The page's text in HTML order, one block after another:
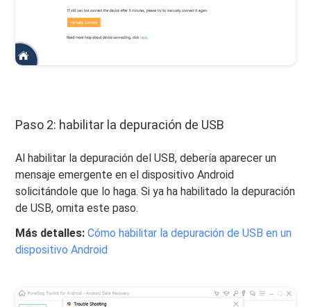
Paso 2: habilitar la depuración de USB
Al habilitar la depuración del USB, debería aparecer un
mensaje emergente en el dispositivo Android
solicitándole que lo haga. Si ya ha habilitado la depuración
de USB, omita este paso.
Más detalles: Cómo habilitar la depuración de USB en un
dispositivo Android